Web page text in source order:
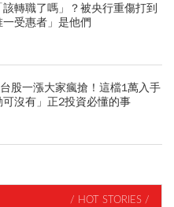
轉職了嗎」？被央行重傷打到
受惠者」是他們
股一漲大家瘋搶！這檔1萬入手
可沒有」正2投資必懂的事
/ HOT STORIES /